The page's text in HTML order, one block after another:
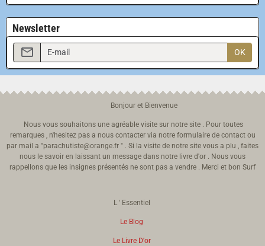
Newsletter
OK
Bonjour et Bienvenue
Nous vous souhaitons une agréable visite sur notre site . Pour toutes
remarques , n'hesitez pas a nous contacter via notre formulaire de contact ou
par mail a "parachutiste@orange.fr " . Si la visite de notre site vous a plu , faites
nous le savoir en laissant un message dans notre livre d'or . Nous vous
rappellons que les insignes présentés ne sont pas a vendre . Merci et bon Surf
L ' Essentiel
Le Blog
Le Livre D'or